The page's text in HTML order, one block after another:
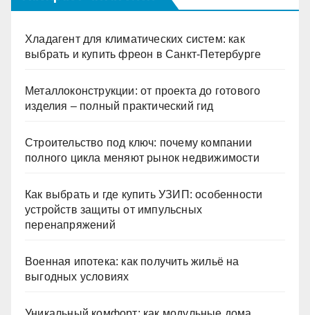
Хладагент для климатических систем: как
выбрать и купить фреон в Санкт-Петербурге
Металлоконструкции: от проекта до готового
изделия – полный практический гид
Строительство под ключ: почему компании
полного цикла меняют рынок недвижимости
Как выбрать и где купить УЗИП: особенности
устройств защиты от импульсных
перенапряжений
Военная ипотека: как получить жильё на
выгодных условиях